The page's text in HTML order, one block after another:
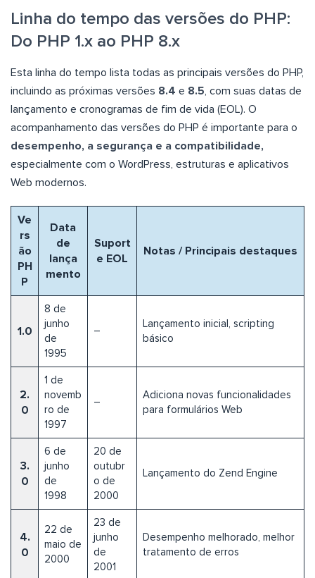
Linha do tempo das versões do PHP:
Do PHP 1.x ao PHP 8.x
Esta linha do tempo lista todas as principais versões do PHP,
incluindo as próximas versões 8.4 e 8.5, com suas datas de
lançamento e cronogramas de fim de vida (EOL). O
acompanhamento das versões do PHP é importante para o
desempenho, a segurança e a compatibilidade,
especialmente com o WordPress, estruturas e aplicativos
Web modernos.
Ve
rs
ão
PH
P
Data
de
lança
mento
Suport
e EOL
Notas / Principais destaques
1.0
8 de
junho
de
1995
–
Lançamento inicial, scripting
básico
2.
0
1 de
novemb
ro de
1997
–
Adiciona novas funcionalidades
para formulários Web
3.
0
6 de
junho
de
1998
20 de
outubr
o de
2000
Lançamento do Zend Engine
4.
0
22 de
maio de
2000
23 de
junho
de
2001
Desempenho melhorado, melhor
tratamento de erros